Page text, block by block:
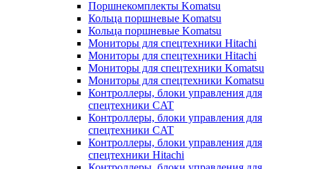
Поршнекомплекты Komatsu
Кольца поршневые Komatsu
Кольца поршневые Komatsu
Мониторы для спецтехники Hitachi
Мониторы для спецтехники Hitachi
Мониторы для спецтехники Komatsu
Мониторы для спецтехники Komatsu
Контроллеры, блоки управления для
спецтехники CAT
Контроллеры, блоки управления для
спецтехники CAT
Контроллеры, блоки управления для
спецтехники Hitachi